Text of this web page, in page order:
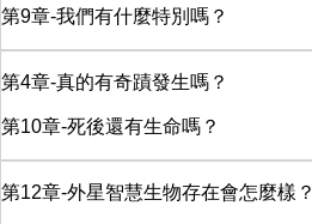
第9章-我們有什麼特別嗎？
第4章-真的有奇蹟發生嗎？
第10章-死後還有生命嗎？
第12章-外星智慧生物存在會怎麼樣？